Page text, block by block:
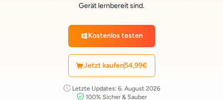
Gerät lernbereit sind.
Kostenlos testen
Jetzt kaufen54,99€
Letzte Updates: 6. August 2026
100% Sicher & Sauber